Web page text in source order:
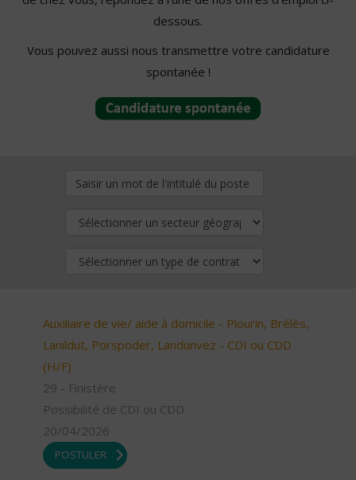
dessous.
Vous pouvez aussi nous transmettre votre candidature
spontanée !
Auxiliaire de vie/ aide à domicile - Plourin, Brélès,
Lanildut, Porspoder, Landunvez - CDI ou CDD
(H/F)
29 - Finistère
Possibilité de CDI ou CDD
20/04/2026
POSTULER